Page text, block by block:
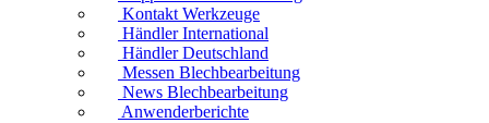
Kontakt Werkzeuge
Händler International
Händler Deutschland
Messen Blechbearbeitung
News Blechbearbeitung
Anwenderberichte